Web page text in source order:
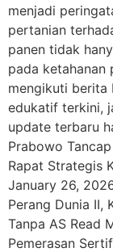
menjadi
pertanian
panen tidak
pada ketahanan
mengikuti berita
edukatif terkini,
update terbaru
Prabowo
Rapat Strategis
January 26,
Perang Dunia II,
Tanpa AS Read
Pemerasan